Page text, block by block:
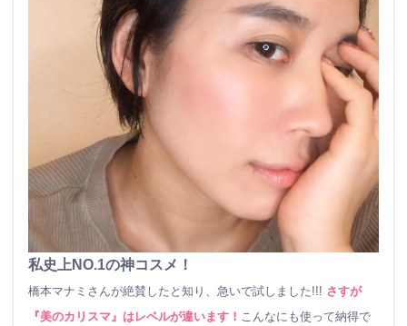
私史上NO.1の神コスメ！
橋本マナミさんが絶賛したと知り、急いで試しました!!! さすが
『美のカリスマ』はレベルが違います！ こんなにも使って納得で